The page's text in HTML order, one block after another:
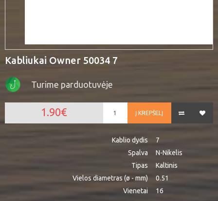
Kabliukai Owner 50034 7
Turime parduotuvėje
Į KREPŠELĮ
1.90€
Kablio dydis
7
Spalva
N-Nikelis
Tipas
Kaltinis
Vielos diametras (ø - mm)
0.51
Vienetai
16